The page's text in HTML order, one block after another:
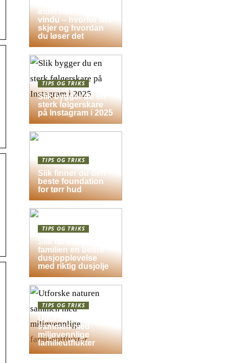
indersiden av
vindu – hvorfor det
skjer og hvordan
du løser det
TIPS OG TRIKS
Slik bygger du en
sterk følgerskare
på Instagram i 2025
TIPS OG TRIKS
Slik finner du den
beste foundation
for tørr hud
TIPS OG TRIKS
Slik får hele
familien en bedre
dusjopplevelse
med riktig dusjolje
TIPS OG TRIKS
Utforske naturen
sammen med
miljøvennlige
familieutflukter